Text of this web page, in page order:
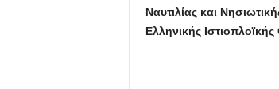
Ναυτιλίας και
Ελληνικής